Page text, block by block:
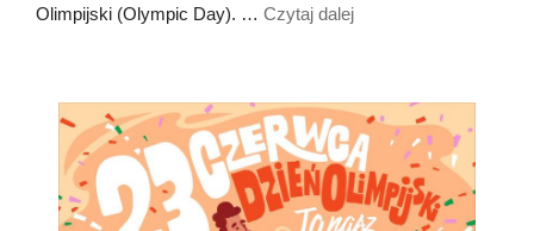
Olimpijski (Olympic Day). … Czytaj dalej